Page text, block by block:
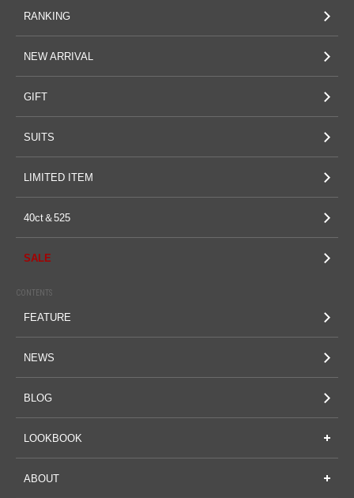
RANKING
NEW ARRIVAL
GIFT
SUITS
LIMITED ITEM
40ct＆525
SALE
CONTENTS
FEATURE
NEWS
BLOG
LOOKBOOK
ABOUT